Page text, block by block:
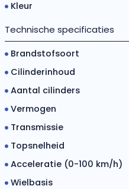
Kleur
Technische specificaties
Brandstofsoort
Cilinderinhoud
Aantal cilinders
Vermogen
Transmissie
Topsnelheid
Acceleratie (0-100 km/h)
Wielbasis